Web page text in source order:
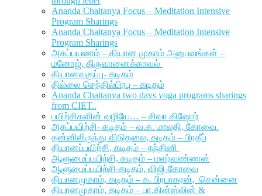
Ananda Chaitanya Focus – Meditation Intensive
Program Sharings
Ananda Chaitanya Focus – Meditation Intensive
Program Sharings
அகப்பயணம் – தியான முகாம் அனுபவங்கள் –
மனோஜ், திருவானைக்காவல்
தியானவகுப்பு- கடிதம்
தில்லை செந்தில்பிரபு – கடிதம்
Ananda Chaitanya two days yoga programs sharings
from CIET..
பயிற்சிகளின் வழியே… – சிவா கிஷோர்
அகப்பயிற்சி- கடிதம் – வ.க. மாலதி, கோவை.
தன்னிலிருந்து விடுதலை, கடிதம் – பிரதீப்
தியானப்பயிற்சி, கடிதம் – நந்தினி
ஆளுமைப்பயிற்சி, கடிதம் – மலர்வண்ணன்
ஆளுமைப்பயிற்சி-கடிதம், விஜி-கோவை
தியானமுகாம், கடிதம் – க. பிரபாகரன், சென்னை
தியானமுகாம், கடிதம் – பா.கின்ஸ்லின் &